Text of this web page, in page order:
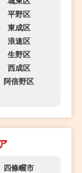
平野区
東成区
浪速区
生野区
西成区
阿倍野区
四條畷市